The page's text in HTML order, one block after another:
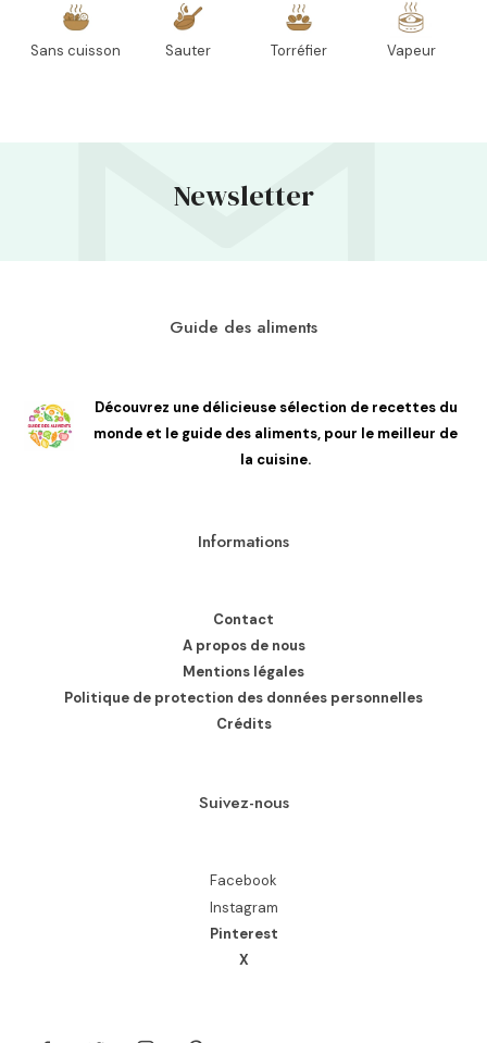
Sans cuisson Sauter Torréfier Vapeur
Newsletter
Guide des aliments
Découvrez une délicieuse sélection de recettes du
monde et le guide des aliments, pour le meilleur de
la cuisine.
Informations
Contact
A propos de nous
Mentions légales
Politique de protection des données personnelles
Crédits
Suivez-nous
Facebook
Instagram
Pinterest
X